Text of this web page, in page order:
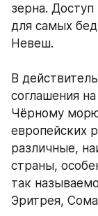
зерна.
для самых
Невеш.
В
соглашения
Чёрному морю
европейских
различные,
страны,
так
Эритрея,